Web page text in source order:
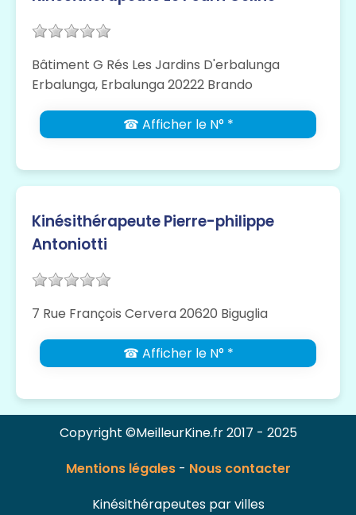
Bâtiment G Rés Les Jardins D'erbalunga
Erbalunga, Erbalunga 20222 Brando
☎ Afficher le N° *
Kinésithérapeute Pierre-philippe
Antoniotti
7 Rue François Cervera 20620 Biguglia
☎ Afficher le N° *
Copyright ©MeilleurKine.fr 2017 - 2025
Mentions légales- Nous contacter
Kinésithérapeutes par villes